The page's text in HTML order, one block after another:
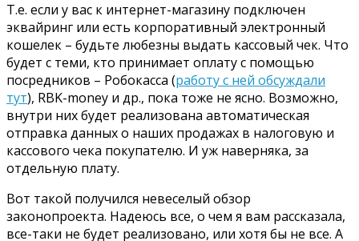
Т.е. если у вас к интернет-магазину подключен
эквайринг или есть корпоративный электронный
кошелек – будьте любезны выдать кассовый чек. Что
будет с теми, кто принимает оплату с помощью
посредников – Робокасса (работу с ней обсуждали
тут), RBK-money и др., пока тоже не ясно. Возможно,
внутри них будет реализована автоматическая
отправка данных о наших продажах в налоговую и
кассового чека покупателю. И уж наверняка, за
отдельную плату.
Вот такой получился невеселый обзор
законопроекта. Надеюсь все, о чем я вам рассказала,
все-таки не будет реализовано, или хотя бы не все. А